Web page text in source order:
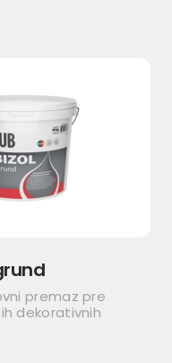
premaz pre
dekorativnih